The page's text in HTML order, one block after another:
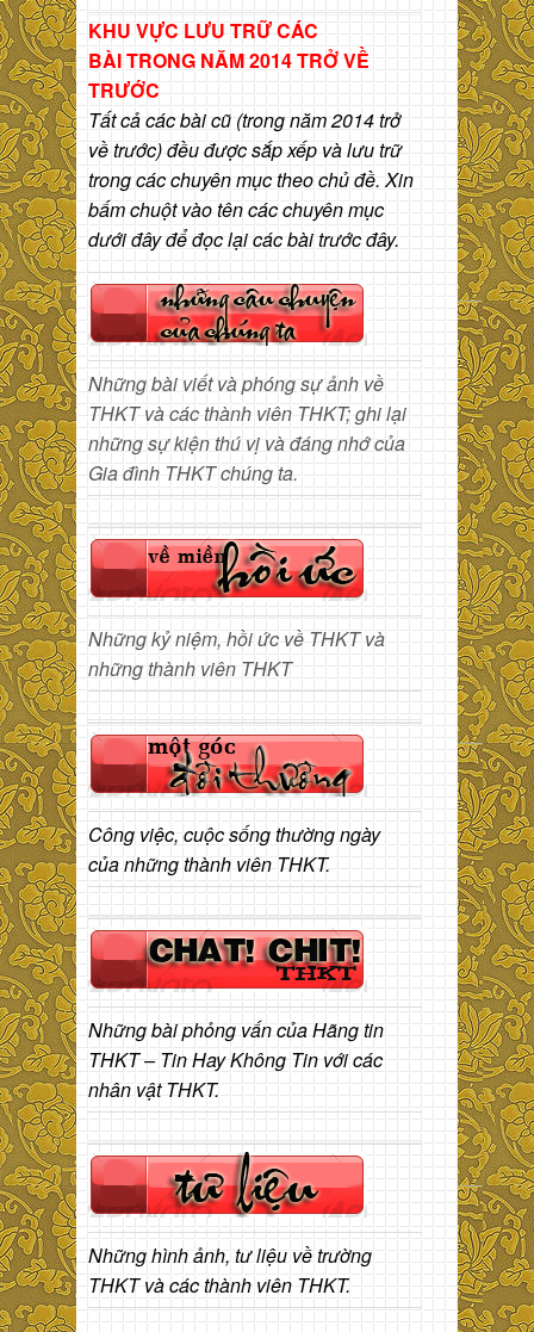
KHU VỰC LƯU TRỮ CÁC
BÀITRONG NĂM 2014 TRỞ VỀ
TRƯỚC
Tất cả các bài cũ (trong năm 2014 trở
về trước) đều được sắp xếp và lưu trữ
trong các chuyên mục theo chủ đề. Xin
bấm chuột vào tên các chuyên mục
dưới đây để đọc lại các bài trước đây.
Những bài viết và phóng sự ảnh về
THKT và các thành viên THKT; ghi lại
những sự kiện thú vị và đáng nhớ của
Gia đình THKT chúng ta.
Những kỷ niệm, hồi ức về THKT và
những thành viên THKT
Công việc, cuộc sống thường ngày
của những thành viên THKT.
Những bài phỏng vấn của Hãng tin
THKT – Tin Hay Không Tin với các
nhân vật THKT.
Những hình ảnh, tư liệu về trường
THKT và các thành viên THKT.